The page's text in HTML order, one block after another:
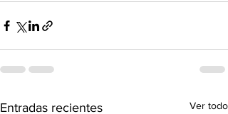
Entradas recientes Ver todo